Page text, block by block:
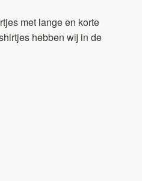
met lange en korte
hebben wij in de